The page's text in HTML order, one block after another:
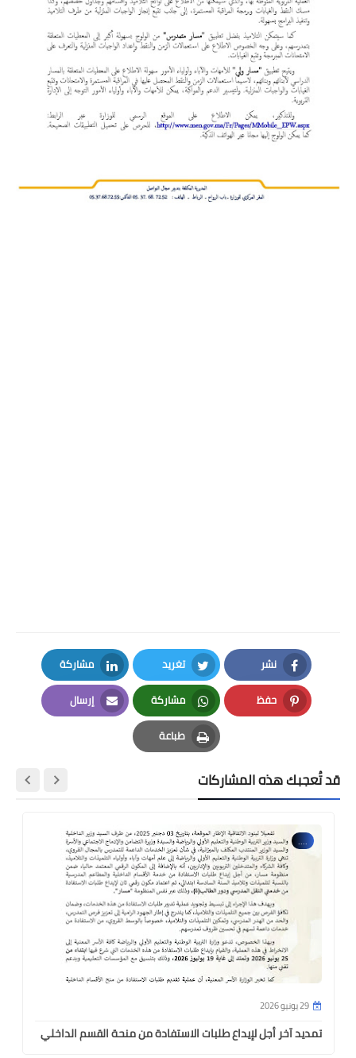
نشر
Facebook
تغريد
Twitter
مشاركة
LinkedIn
حفظ
Pinterest
مشاركة
Whatsapp
إرسال
Email
طباعة
Print
قد تُعجبك هذه المشاركات
....
29 يونيو 2026
تمديد آخر أجل لإيداع طلبات الاستفادة من منحة القسم الداخلي